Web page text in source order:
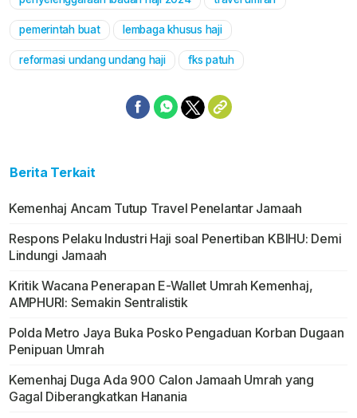
pemerintah buat lembaga khusus haji
reformasi undang undang haji fks patuh
Berita Terkait
Kemenhaj Ancam Tutup Travel Penelantar Jamaah
Respons Pelaku Industri Haji soal Penertiban KBIHU: Demi
Lindungi Jamaah
Kritik Wacana Penerapan E-Wallet Umrah Kemenhaj,
AMPHURI: Semakin Sentralistik
Polda Metro Jaya Buka Posko Pengaduan Korban Dugaan
Penipuan Umrah
Kemenhaj Duga Ada 900 Calon Jamaah Umrah yang
Gagal Diberangkatkan Hanania